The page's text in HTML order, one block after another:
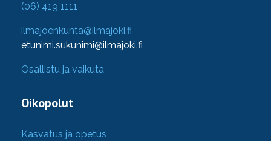
(06) 419 1111
ilmajoenkunta@ilmajoki.fi
etunimi.sukunimi@ilmajoki.fi
Osallistu ja vaikuta
Oikopolut
Kasvatus ja opetus